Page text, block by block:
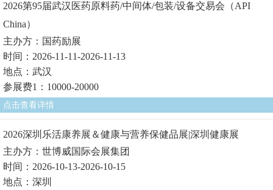
2026第95届武汉医药原料药/中间体/包装/设备交易会（API
China）
主办方：国药励展
时间：2026-11-11-2026-11-13
地点：武汉
参展费1：10000-20000
点击查看详情
2026深圳乐活康养展＆健康与营养保健品展|深圳健康展
主办方：世博威国际会展集团
时间：2026-10-13-2026-10-15
地点：深圳